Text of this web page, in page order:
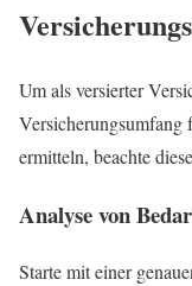
Um als versierter
ermitteln, beachte
Analyse von
Starte mit einer